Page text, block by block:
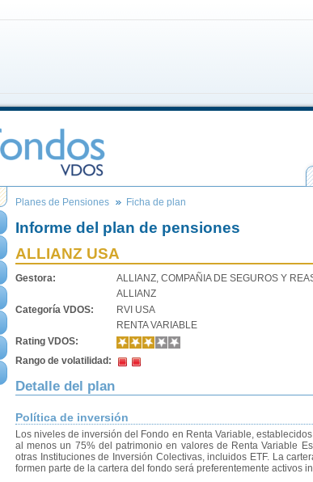
Planes de Pensiones Ficha de plan
Informe del plan de pensiones
ALLIANZ USA
Gestora:
ALLIANZ, COMPAÑIA DE SEGUROS Y
ALLIANZ
Categoría VDOS:
RVI USA
RENTA VARIABLE
Rating VDOS:
Rango de volatilidad:
Detalle del plan
Política de inversión
Los niveles de inversión del Fondo en Renta Variable,
al menos un 75% del patrimonio en valores de Renta Variable
otras Instituciones de Inversión Colectivas, incluidos ETF. La
formen parte de la cartera del fondo será preferentemente activos